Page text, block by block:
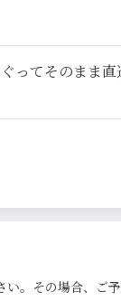
ってそのまま直
。その場合、ご